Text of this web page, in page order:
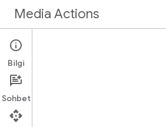
Media Actions
Başlarken
Bilgi
Sohbet